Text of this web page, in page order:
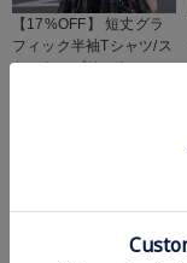
【17%OFF】 短丈グラ
フィック半袖Tシャツ/ス
ケルトンプリント